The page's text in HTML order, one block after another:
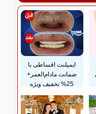
ایمپلنت اقساطی با
ضمانت مادام‌العمر+
25% تخفیف ویژه